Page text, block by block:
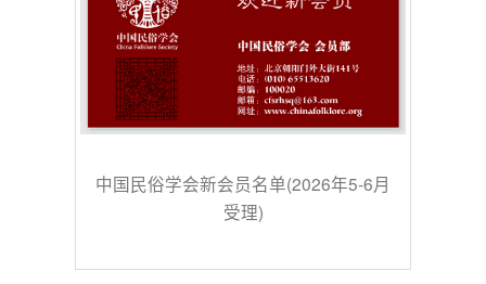
中国民俗学会新会员名单(2026年5-6月
受理)